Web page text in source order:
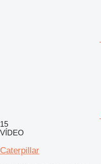
15
VÍDEO
Caterpillar